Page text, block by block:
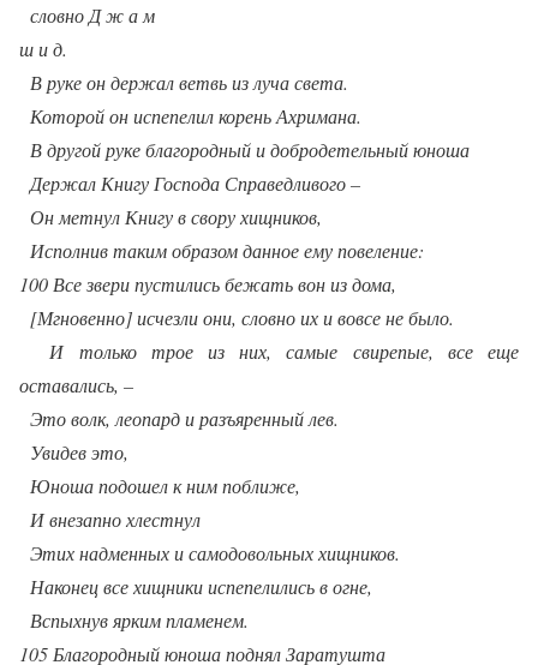
словно Д ж а м
ш и д.
В руке он держал ветвь из луча света.
Которой он испепелил корень Ахримана.
В другой руке благородный и добродетельный юноша
Держал Книгу Господа Справедливого –
Он метнул Книгу в свору хищников,
Исполнив таким образом данное ему повеление:
100 Все звери пустились бежать вон из дома,
[Мгновенно] исчезли они, словно их и вовсе не было.
И только трое из них, самые свирепые, все еще
оставались, –
Это волк, леопард и разъяренный лев.
Увидев это,
Юноша подошел к ним поближе,
И внезапно хлестнул
Этих надменных и самодовольных хищников.
Наконец все хищники испепелились в огне,
Вспыхнув ярким пламенем.
105 Благородный юноша поднял Заратушта